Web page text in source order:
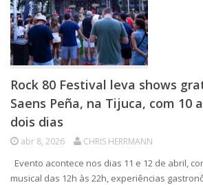
Rock 80 Festival leva shows
Saens Peña, na Tijuca, com 10
dois dias
abr 8, 2026 CHRIS HERRMANN
Evento acontece nos dias 11 e 12 de abril,
musical das 12h às 22h, experiências